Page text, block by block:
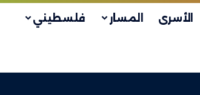
الأسرى المسار فلسطيني